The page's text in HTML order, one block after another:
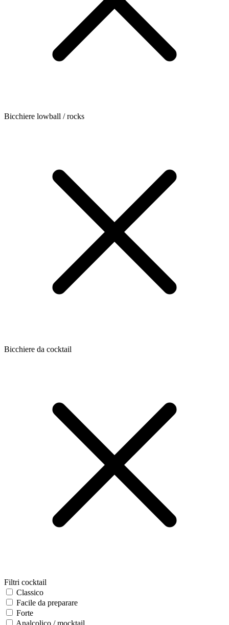
Bicchiere lowball / rocks
Bicchiere da cocktail
Filtri cocktail
Classico
Facile da preparare
Forte
Analcolico / mocktail